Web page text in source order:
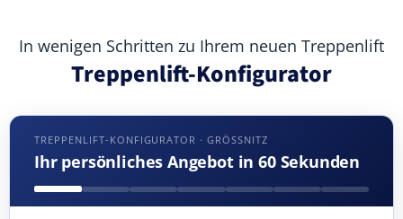
In wenigen Schritten zu Ihrem neuen Treppenlift
Treppenlift-Konfigurator
TREPPENLIFT-KONFIGURATOR · GRÖSSNITZ
Ihr persönliches Angebot in 60 Sekunden